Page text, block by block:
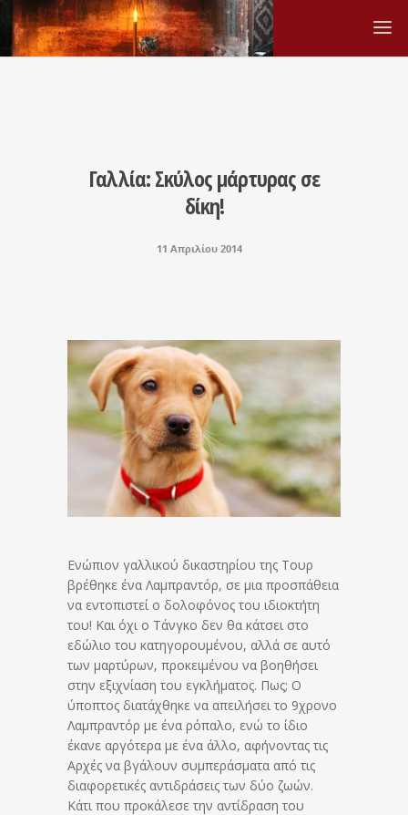
Γαλλία: Σκύλος μάρτυρας σε
δίκη!
11 Απριλίου 2014
Ενώπιον γαλλικού δικαστηρίου της Τουρ
βρέθηκε ένα Λαμπραντόρ, σε μια προσπάθεια
να εντοπιστεί ο δολοφόνος του ιδιοκτήτη
του! Και όχι ο Τάνγκο δεν θα κάτσει στο
εδώλιο του κατηγορουμένου, αλλά σε αυτό
των μαρτύρων, προκειμένου να βοηθήσει
στην εξιχνίαση του εγκλήματος. Πως; Ο
ύποπτος διατάχθηκε να απειλήσει το 9χρονο
Λαμπραντόρ με ένα ρόπαλο, ενώ το ίδιο
έκανε αργότερα με ένα άλλο, αφήνοντας τις
Αρχές να βγάλουν συμπεράσματα από τις
διαφορετικές αντιδράσεις των δύο ζωών.
Κάτι που προκάλεσε την αντίδραση του